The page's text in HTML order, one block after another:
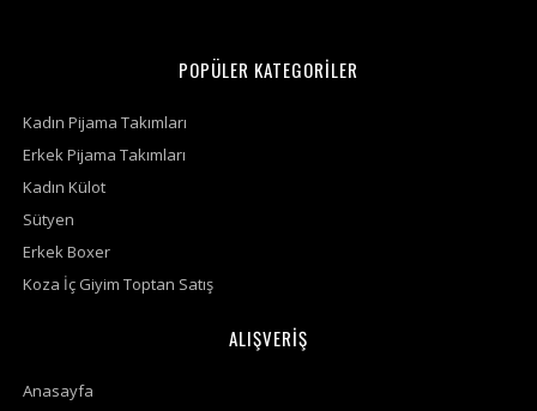
POPÜLER KATEGORİLER
Kadın Pijama Takımları
Erkek Pijama Takımları
Kadın Külot
Sütyen
Erkek Boxer
Koza İç Giyim Toptan Satış
ALIŞVERİŞ
Anasayfa